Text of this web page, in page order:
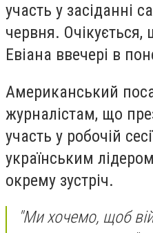
участь у засіданні
червня.
Евіана ввечері в
Американський
журналістам, що
участь у робочій
українським
окрему зустріч.
"Ми хочемо, щоб